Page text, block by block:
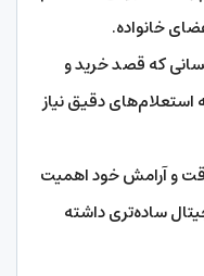
خانواده.
که قصد خرید و
استعلام‌های دقیق نیاز
و آرامش خود اهمیت
ساده‌تری داشته